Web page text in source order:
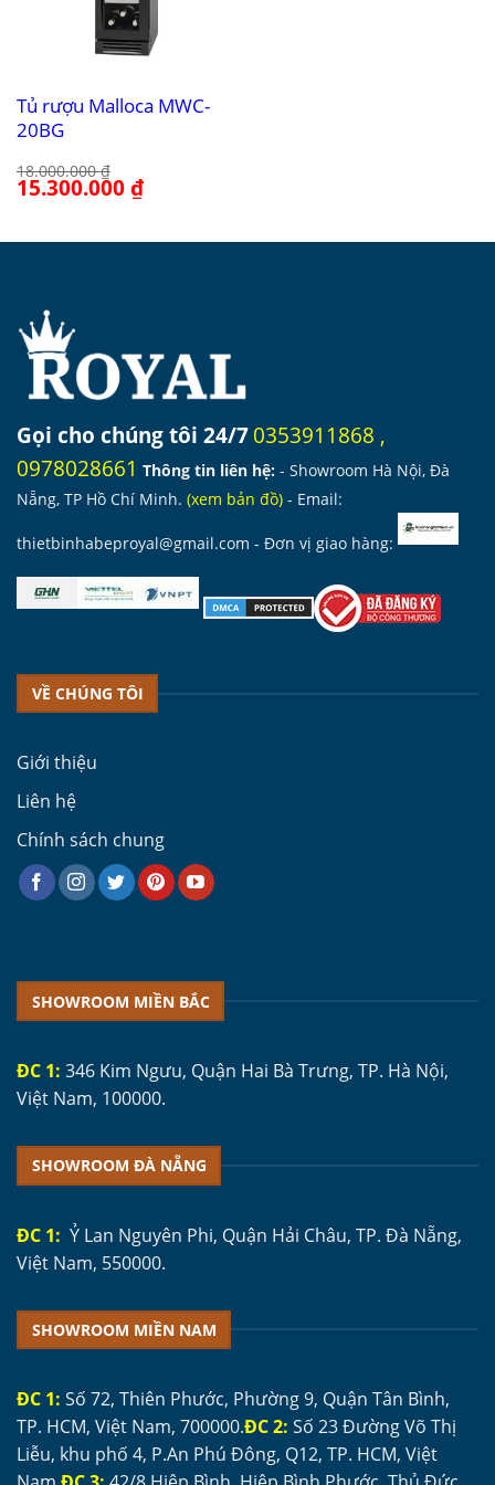
Tủ rượu Malloca MWC-
20BG
18.000.000₫
Giá
gốc
15.300.000₫Giá
hiện
15.300.000 ₫.
Gọi cho chúng tôi 24/70353911868 ,
0978028661 Thông tin liên hệ: - Showroom Hà Nội, Đà
Nẵng, TP Hồ Chí Minh. (xem bản đồ) - Email:
thietbinhabeproyal@gmail.com - Đơn vị giao hàng:
VỀ CHÚNG TÔI
Giới thiệu
Liên hệ
Chính sách chung
SHOWROOM MIỀN BẮC
ĐC 1: 346 Kim Ngưu, Quận Hai Bà Trưng, TP. Hà Nội,
Việt Nam, 100000.
SHOWROOM ĐÀ NẴNG
ĐC 1: Ỷ Lan Nguyên Phi, Quận Hải Châu, TP. Đà Nẵng,
Việt Nam, 550000.
SHOWROOM MIỀN NAM
ĐC 1: Số 72, Thiên Phước, Phường 9, Quận Tân Bình,
TP. HCM, Việt Nam, 700000.ĐC 2: Số 23 Đường Võ Thị
Liễu, khu phố 4, P.An Phú Đông, Q12, TP. HCM, Việt